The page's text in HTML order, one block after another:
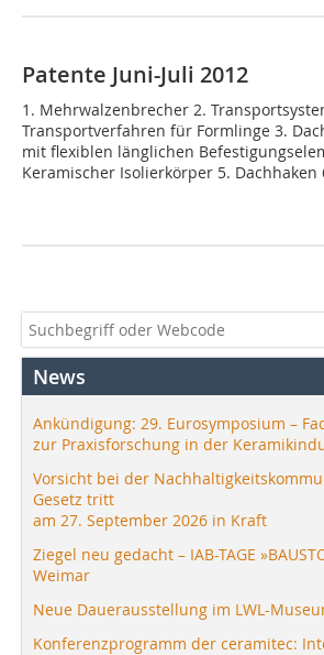
Patente Juni-Juli 2012
1. Mehrwalzenbrecher 2.
Transportverfahren für Formlinge 3.
mit flexiblen länglichen
Keramischer Isolierkörper 5. Dachhaken
News
Ankündigung: 29. Eurosymposium –
zur Praxisforschung in der
Vorsicht bei der
Gesetz tritt
am 27. September 2026 in Kraft
Ziegel neu gedacht – IAB-TAGE
Weimar
Neue Dauerausstellung im LWL-
Konferenzprogramm der ceramitec: